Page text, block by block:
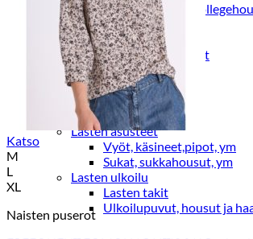
Lasten trikoo-ja
Lasten farkut
Lasten shortsit
Lasten juhlahousut
Yöasut ja kylpytakit
Lasten yöpaidat
Lasten pyjamat
Kylpytakit
Lasten asusteet
Vyöt, käsineet,pipot, ym
Sukat, sukkahousut, ym
Lasten ulkoilu
Lasten takit
Ulkoilupuvut, housut ja
Katso
M
L
XL
Naisten puserot